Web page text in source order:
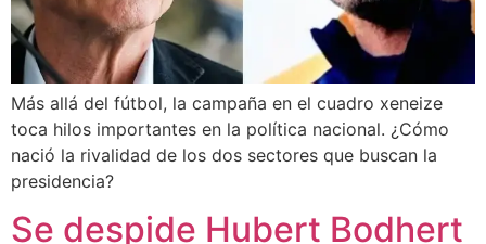
Más allá del fútbol, la campaña en el cuadro xeneize
toca hilos importantes en la política nacional. ¿Cómo
nació la rivalidad de los dos sectores que buscan la
presidencia?
Se despide Hubert Bodhert